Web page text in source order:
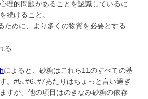
理的問題があることを認識しているに
続けること。
めに、より多くの物質を必要とする
る
によると、砂糖はこれら11のすべての基
。#5､#6､#7あたりはちょっと言い過ぎ
すが、他の項目はのきなみ砂糖の依存